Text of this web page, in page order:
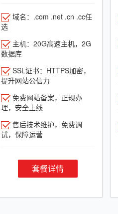
域名：.com .net .cn .cc任
选
主机：20G高速主机，2G
数据库
SSL证书：HTTPS加密，
提升网站公信力
免费网站备案，正规办
理，安全上线
售后技术维护，免费调
试，保障运营
套餐详情